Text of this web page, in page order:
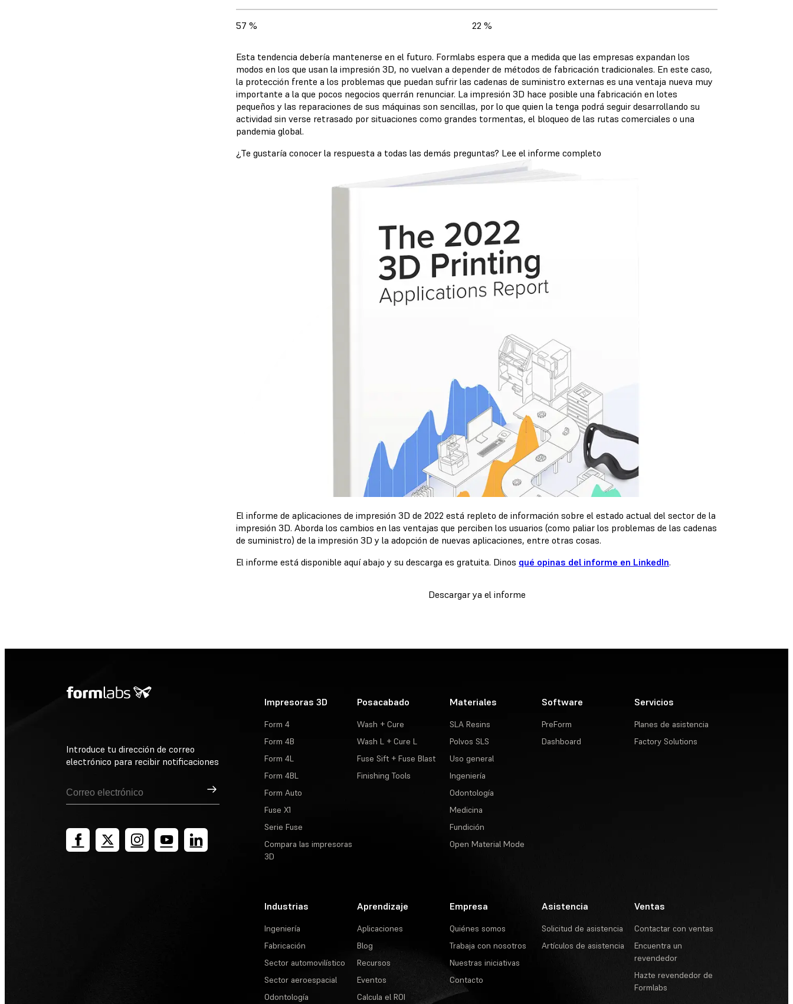
57 % 22 %
Esta tendencia debería mantenerse en el futuro. Formlabs espera que a medida que las empresas expandan los
modos en los que usan la impresión 3D, no vuelvan a depender de métodos de fabricación tradicionales. En este caso,
la protección frente a los problemas que puedan sufrir las cadenas de suministro externas es una ventaja nueva muy
importante a la que pocos negocios querrán renunciar. La impresión 3D hace posible una fabricación en lotes
pequeños y las reparaciones de sus máquinas son sencillas, por lo que quien la tenga podrá seguir desarrollando su
actividad sin verse retrasado por situaciones como grandes tormentas, el bloqueo de las rutas comerciales o una
pandemia global.
¿Te gustaría conocer la respuesta a todas las demás preguntas? Lee el informe completo
El informe de aplicaciones de impresión 3D de 2022 está repleto de información sobre el estado actual del sector de la
impresión 3D. Aborda los cambios en las ventajas que perciben los usuarios (como paliar los problemas de las cadenas
de suministro) de la impresión 3D y la adopción de nuevas aplicaciones, entre otras cosas.
El informe está disponible aquí abajo y su descarga es gratuita. Dinos qué opinas del informe en LinkedIn.
Descargar ya el informe
Introduce tu dirección de correo
electrónico para recibir notificaciones
Suscribirse
Impresoras 3D
Form 4
Form 4B
Form 4L
Form 4BL
Form Auto
Fuse X1
Serie Fuse
Compara las impresoras
3D
Posacabado
Wash + Cure
Wash L + Cure L
Fuse Sift + Fuse Blast
Finishing Tools
Materiales
SLA Resins
Polvos SLS
Uso general
Ingeniería
Odontología
Medicina
Fundición
Open Material Mode
Software
PreForm
Dashboard
Servicios
Planes de asistencia
Factory Solutions
Industrias
Ingeniería
Fabricación
Sector automovilístico
Sector aeroespacial
Odontología
Aprendizaje
Aplicaciones
Blog
Recursos
Eventos
Calcula el ROI
Empresa
Quiénes somos
Trabaja con nosotros
Nuestras iniciativas
Contacto
Asistencia
Solicitud de asistencia
Artículos de asistencia
Ventas
Contactar con ventas
Encuentra un
revendedor
Hazte revendedor de
Formlabs